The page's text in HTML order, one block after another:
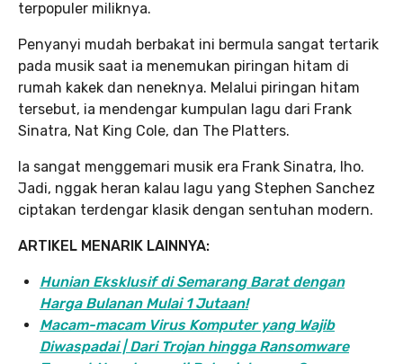
terpopuler miliknya.
Penyanyi mudah berbakat ini bermula sangat tertarik
pada musik saat ia menemukan piringan hitam di
rumah kakek dan neneknya. Melalui piringan hitam
tersebut, ia mendengar kumpulan lagu dari Frank
Sinatra, Nat King Cole, dan The Platters.
Ia sangat menggemari musik era Frank Sinatra, lho.
Jadi, nggak heran kalau lagu yang Stephen Sanchez
ciptakan terdengar klasik dengan sentuhan modern.
ARTIKEL MENARIK LAINNYA:
Hunian Eksklusif di Semarang Barat dengan
Harga Bulanan Mulai 1 Jutaan!
Macam-macam Virus Komputer yang Wajib
Diwaspadai | Dari Trojan hingga Ransomware